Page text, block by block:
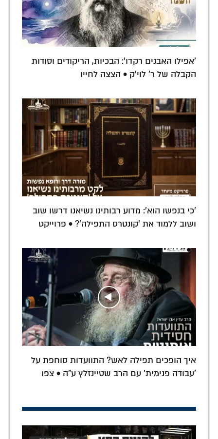
'אפילו האבנים רקדו': הבכיות, הריקודים וסודות
הקבלה של ר' לוי'ק • הצצה לחייו
'כי בנפשו הוא': מדוע רבותינו נשיאנו דרשו שוב
ושוב ללמוד את 'קונטרס התפילה'? • פרוייקט
איך הופכים תפילה לאש? התוועדות סוחפת על
'עבודה פנימית' עם הרב שטיינזלץ ע"ה • צפו